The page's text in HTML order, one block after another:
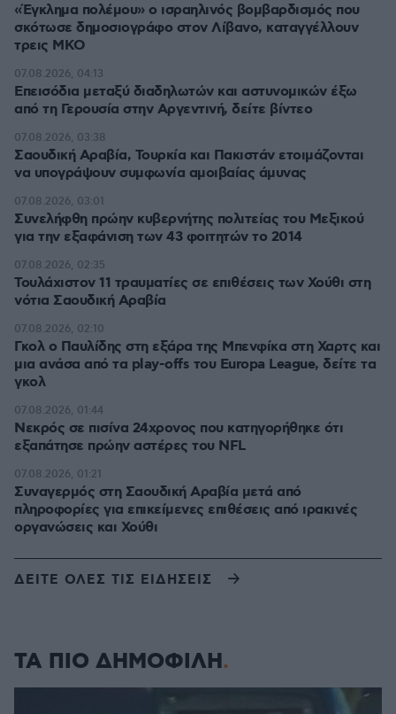
«Έγκλημα πολέμου» ο ισραηλινός βομβαρδισμός που
σκότωσε δημοσιογράφο στον Λίβανο, καταγγέλλουν
τρεις ΜΚΟ
Επεισόδια μεταξύ διαδηλωτών και αστυνομικών έξω
από τη Γερουσία στην Αργεντινή, δείτε βίντεο
07.08.2026, 04:13
Σαουδική Αραβία, Τουρκία και Πακιστάν ετοιμάζονται
να υπογράψουν συμφωνία αμοιβαίας άμυνας
07.08.2026, 03:38
Συνελήφθη πρώην κυβερνήτης πολιτείας του Μεξικού
για την εξαφάνιση των 43 φοιτητών το 2014
07.08.2026, 03:01
Τουλάχιστον 11 τραυματίες σε επιθέσεις των Χούθι στη
νότια Σαουδική Αραβία
07.08.2026, 02:35
Γκολ ο Παυλίδης στη εξάρα της Μπενφίκα στη Χαρτς και
μια ανάσα από τα play-offs του Europa League, δείτε τα
γκολ
07.08.2026, 02:10
Νεκρός σε πισίνα 24χρονος που κατηγορήθηκε ότι
εξαπάτησε πρώην αστέρες του NFL
07.08.2026, 01:44
Συναγερμός στη Σαουδική Αραβία μετά από
πληροφορίες για επικείμενες επιθέσεις από ιρακινές
οργανώσεις και Χούθι
07.08.2026, 01:21
ΔΕΙΤΕ ΟΛΕΣ ΤΙΣ ΕΙΔΗΣΕΙΣ
ΤΑ ΠΙΟ ΔΗΜΟΦΙΛΗ